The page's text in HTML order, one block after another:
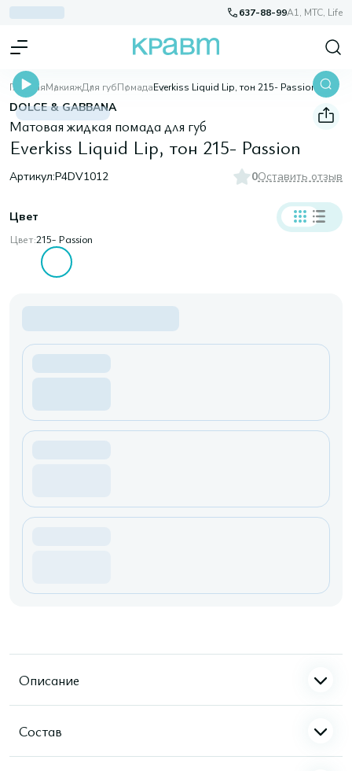
637-88-99A1, МТС, Life
ГлавнаяМакияжДля губПомадаEverkiss Liquid Lip, тон 215- Passion
DOLCE & GABBANA
Матовая жидкая помада для губ
Everkiss Liquid Lip, тон 215- Passion
Артикул:P4DV1012 0Оставить отзыв
Цвет
Цвет:215- Passion
Описание
Состав